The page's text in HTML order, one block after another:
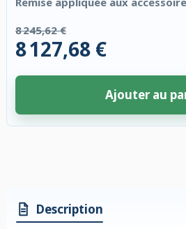
8 245,62 €
8 127,68 €
Ajouter au
Description